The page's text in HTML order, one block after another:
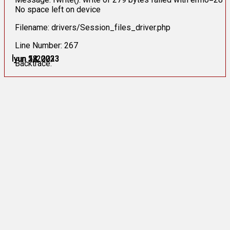
İyun 2, 2023
İyun 5, 2023
İyun 12, 2023
İyun 13, 2023
İyun 14, 2023
İyun 18, 2023
No space left on device
Filename: drivers/Session_files_driver.php
Line Number: 267
Backtrace: